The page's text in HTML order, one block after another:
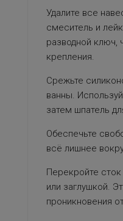
Удалите все
смеситель и
разводной ключ,
крепления.
Срежьте
ванны.
затем шпатель
Обеспечьте
всё лишнее
Перекройте
или заглушкой.
проникновения